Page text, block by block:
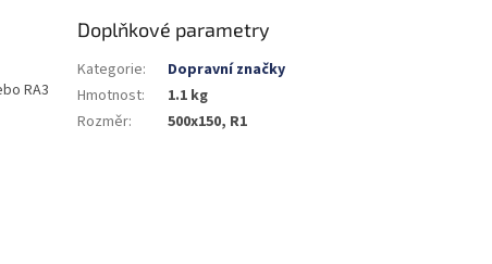
RA3
Doplňkové parametry
Kategorie:
Dopravní značky
Hmotnost:
1.1 kg
Rozměr: 500x150, R1